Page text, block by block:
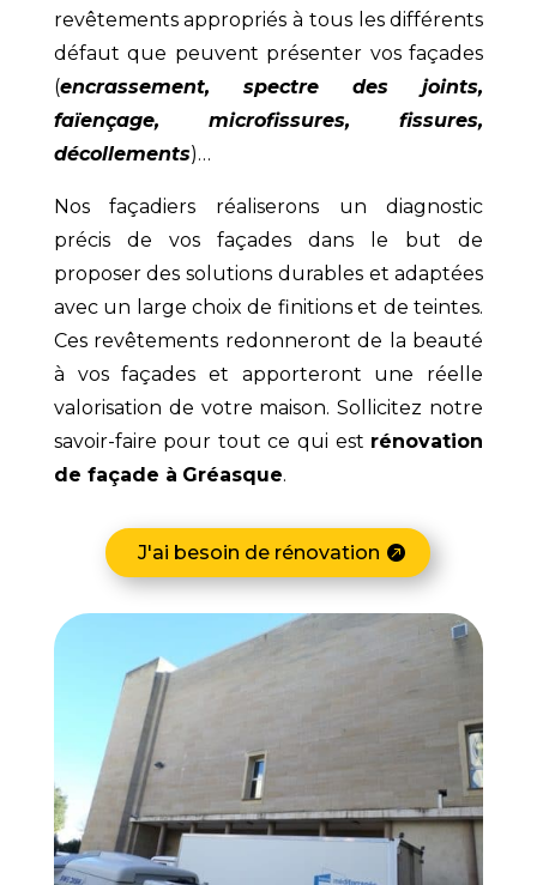
revêtements appropriés à tous les différents
défaut que peuvent présenter vos façades
(encrassement, spectre des joints,
faïençage, microfissures, fissures,
décollements)…
Nos façadiers réaliserons un diagnostic
précis de vos façades dans le but de
proposer des solutions durables et adaptées
avec un large choix de finitions et de teintes.
Ces revêtements redonneront de la beauté
à vos façades et apporteront une réelle
valorisation de votre maison. Sollicitez notre
savoir-faire pour tout ce qui est rénovation
de façade à Gréasque.
J'ai besoin de rénovation